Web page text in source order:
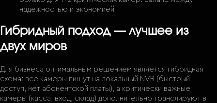
надёжностью и экономией
Гибридный подход — лучшее из
двух миров
Для бизнеса оптимальным решением является гибридная
схема: все камеры пишут на локальный NVR (быстрый
доступ, нет абонентской платы), а критически важные
камеры (касса, вход, склад) дополнительно транслируют в